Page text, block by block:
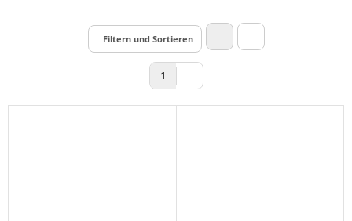
Filtern und Sortieren
1